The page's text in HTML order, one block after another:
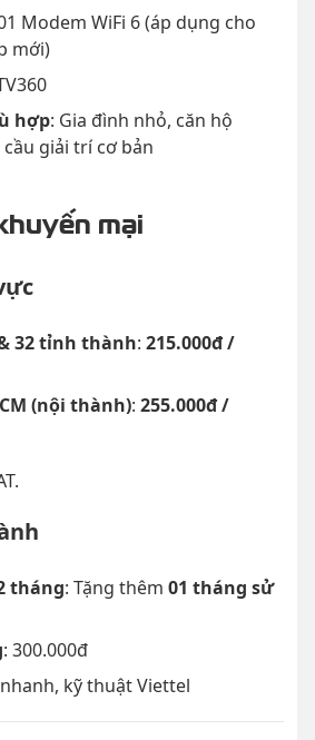
Modem WiFi 6 (áp dụng cho
mới)
hợp: Gia đình nhỏ, căn hộ
giải trí cơ bản
mại
32 tỉnh thành: 215.000đ /
(nội thành): 255.000đ /
tháng: Tặng thêm 01 tháng sử
: 300.000đ
kỹ thuật Viettel